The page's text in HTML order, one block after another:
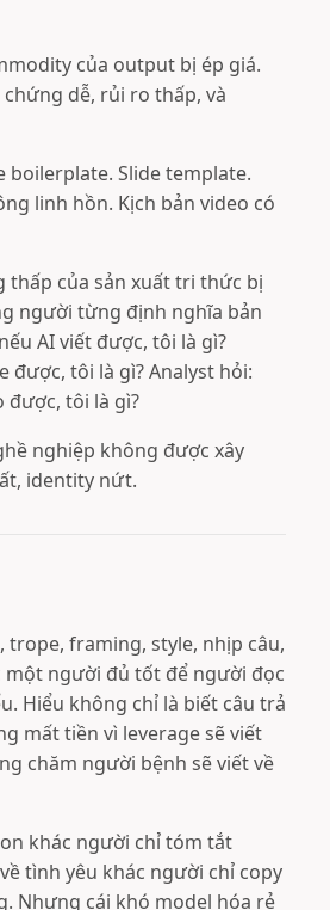
của output bị ép giá.
dễ, rủi ro thấp, và
boilerplate. Slide template.
linh hồn. Kịch bản video có
của sản xuất tri thức bị
người từng định nghĩa bản
AI viết được, tôi là gì?
được, tôi là gì? Analyst hỏi:
được, tôi là gì?
nghiệp không được xây
identity nứt.
framing, style, nhịp câu,
một người đủ tốt để người đọc
Hiểu không chỉ là biết câu trả
mất tiền vì leverage sẽ viết
chăm người bệnh sẽ viết về
khác người chỉ tóm tắt
tình yêu khác người chỉ copy
Nhưng cái khó model hóa rẻ